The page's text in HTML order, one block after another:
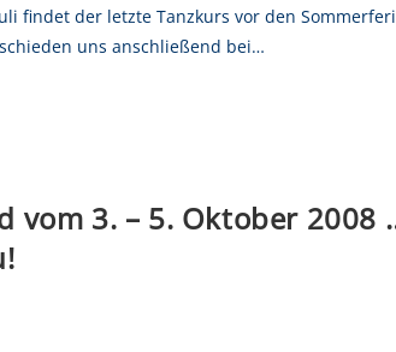
findet der letzte Tanzkurs vor den
uns anschließend bei…
vom 3. – 5. Oktober 2008